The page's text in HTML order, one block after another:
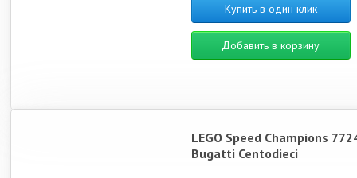
Купить в один клик
Добавить в корзину
LEGO Speed Champions
Bugatti Centodieci